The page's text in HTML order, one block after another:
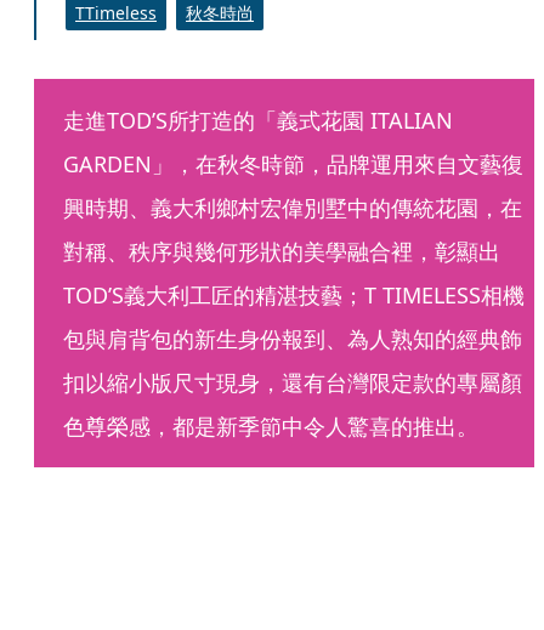
TTimeless
秋冬時尚
走進TOD’S所打造的「義式花園 ITALIAN
GARDEN」，在秋冬時節，品牌運用來自文藝復
興時期、義大利鄉村宏偉別墅中的傳統花園，在
對稱、秩序與幾何形狀的美學融合裡，彰顯出
TOD’S義大利工匠的精湛技藝；T TIMELESS相機
包與肩背包的新生身份報到、為人熟知的經典飾
扣以縮小版尺寸現身，還有台灣限定款的專屬顏
色尊榮感，都是新季節中令人驚喜的推出。